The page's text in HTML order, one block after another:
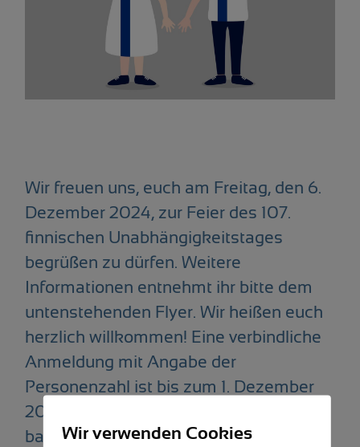
Wir freuen uns, euch am Freitag, den 6.
Dezember 2024, zur Feier des 107.
finnischen Unabhängigkeitstages
begrüßen zu dürfen. Weitere
Informationen entnehmt ihr bitte dem
untenstehenden Flyer. Wir heißen euch
herzlich willkommen! Eine verbindliche
Anmeldung mit Angabe der
Personenzahl ist bis zum 1. Dezember
2024 per E-Mail an
baselsvffevents@gmail.com
Wir verwenden Cookies